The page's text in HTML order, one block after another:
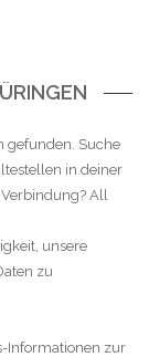
gefunden. Suche
in deiner
All
unsere
zu
Informationen zur